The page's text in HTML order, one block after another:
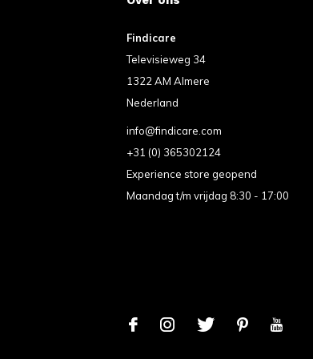
Findicare
Televisieweg 34
1322 AM Almere
Nederland
info@findicare.com
+31 (0) 365302124
Experience store geopend
Maandag t/m vrijdag 8:30 - 17:00